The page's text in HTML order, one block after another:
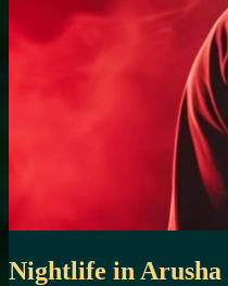
Nightlife in Arusha